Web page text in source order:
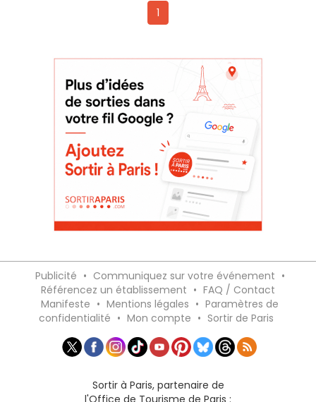
1
Publicité • Communiquez sur votre événement •
Référencez un établissement • FAQ / Contact
Manifeste • Mentions légales • Paramètres de
confidentialité • Mon compte • Sortir de Paris
Sortir à Paris, partenaire de
l'Office de Tourisme de Paris :